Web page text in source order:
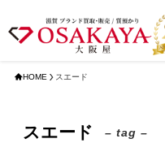
HOME スエード
スエード – tag –